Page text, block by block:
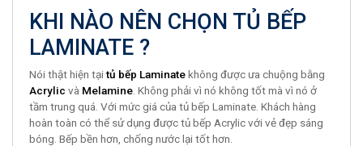
KHI NÀO NÊN CHỌN TỦ BẾP
LAMINATE ?
Nói thật hiện tạitủ bếp Laminatekhông được ưa chuộng bằng
Acrylic và Melamine . Không phải vì nó không tốt mà vì nó ở
tầm trung quá. Với mức giá của tủ bếp Laminate. Khách hàng
hoàn toàn có thể sử dụng được tủ bếp Acrylic với vẻ đẹp sáng
bóng. Bếp bền hơn, chống nước lại tốt hơn.